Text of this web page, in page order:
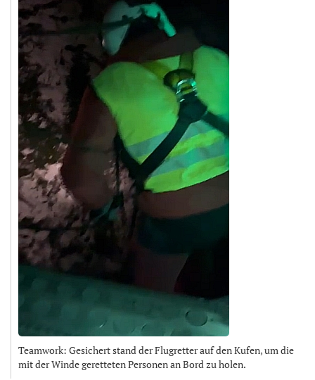
Teamwork: Gesichert stand der Flugretter auf den Kufen, um die
mit der Winde geretteten Personen an Bord zu holen.